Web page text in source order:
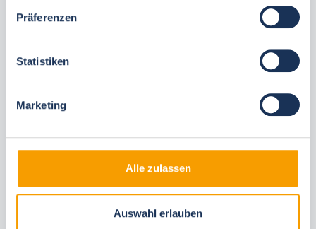
Präferenzen
Statistiken
Marketing
Alle zulassen
Auswahl erlauben
You may also like these accommodations